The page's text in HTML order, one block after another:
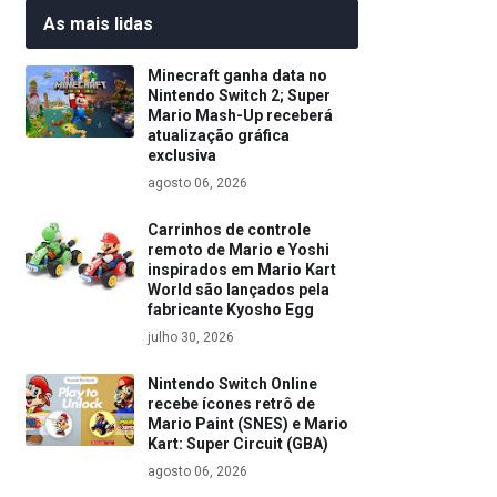
As mais lidas
Minecraft ganha data no
Nintendo Switch 2; Super
Mario Mash-Up receberá
atualização gráfica
exclusiva
agosto 06, 2026
Carrinhos de controle
remoto de Mario e Yoshi
inspirados em Mario Kart
World são lançados pela
fabricante Kyosho Egg
julho 30, 2026
Nintendo Switch Online
recebe ícones retrô de
Mario Paint (SNES) e Mario
Kart: Super Circuit (GBA)
agosto 06, 2026